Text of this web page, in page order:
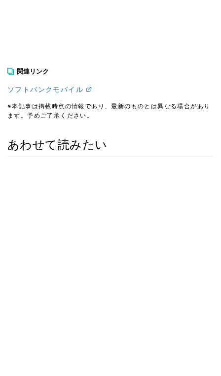
関連リンク
ソフトバンクモバイル
※本記事は掲載時点の情報であり、最新のものとは異なる場合があり
ます。予めご了承ください。
あわせて読みたい